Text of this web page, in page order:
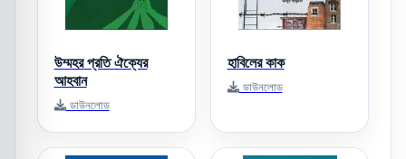
উম্মহর প্রতি ঐক্যের
আহবান
ডাউনলোড
হাবিলের কাক
ডাউনলোড